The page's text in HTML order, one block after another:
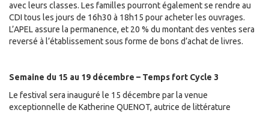
avec leurs classes. Les familles pourront également se rendre au
CDI tous les jours de 16h30 à 18h15 pour acheter les ouvrages.
L’APEL assure la permanence, et 20 % du montant des ventes sera
reversé à l’établissement sous forme de bons d’achat de livres.
Semaine du 15 au 19 décembre – Temps fort Cycle 3
Le festival sera inauguré le 15 décembre par la venue
exceptionnelle de Katherine QUENOT, autrice de littérature